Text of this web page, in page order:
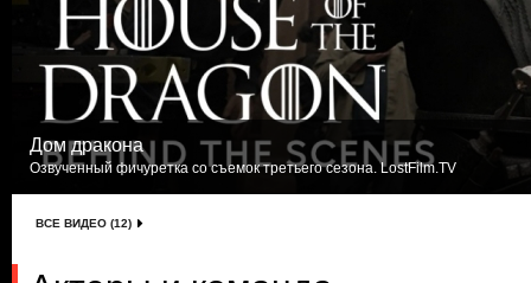
Дом дракона
Озвученный фичуретка со съемок третьего сезона. LostFilm.TV
ВСЕ ВИДЕО (12)